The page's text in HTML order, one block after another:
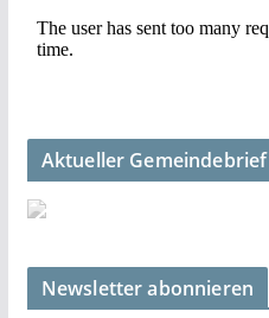
Aktueller Gemeindebrief
Newsletter abonnieren